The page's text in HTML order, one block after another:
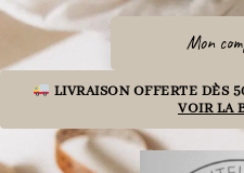
Aller
au
Mon
LIVRAISON OFFERTE DÈS
VOIR LA